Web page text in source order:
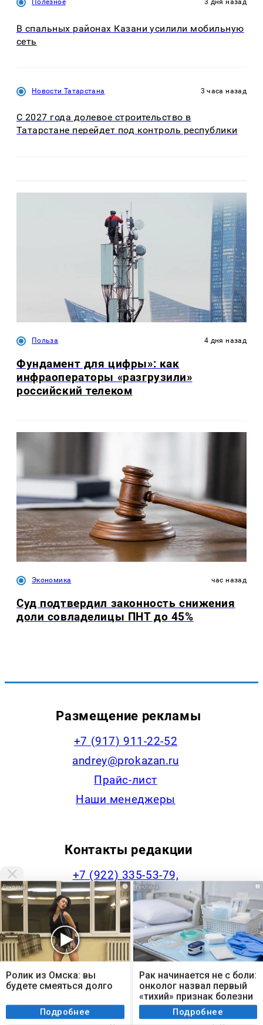
Полезное 3 дня назад
В спальных районах Казани усилили мобильную
сеть
Новости Татарстана 3 часа назад
С 2027 года долевое строительство в
Татарстане перейдет под контроль республики
Польза 4 дня назад
Фундамент для цифры»: как
инфраоператоры «разгрузили»
российский телеком
Экономика час назад
Суд подтвердил законность снижения
доли совладелицы ПНТ до 45%
Размещение рекламы
+7 (917) 911-22-52
andrey@prokazan.ru
Прайс-лист
Наши менеджеры
Контакты редакции
+7 (922) 335-53-79,
news@progorodchelny.ru
Наша статистика
Наименование: сетевое издание PROGORODCHELNY. Учредитель:
Мы используем cookie. Во время посещения сайта
вы соглашаетесь с тем, что мы обрабатываем
ваши персональные данные с использованием
метрик Яндекс Метрика, top.mail.ru, LiveInternet.
Я согласен
i
Ролик из Омска: вы
будете смеяться долго
Подробнее
i
Рак начинается не с боли:
онколог назвал первый
«тихий» признак болезни
Подробнее